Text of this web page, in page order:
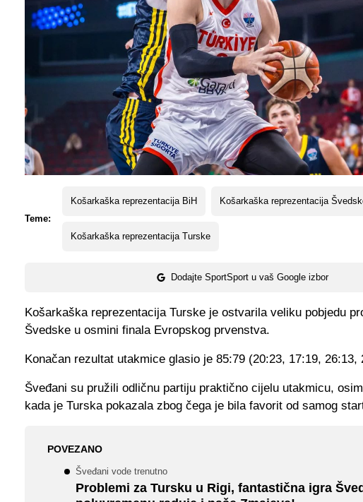
Teme:
Košarkaška reprezentacija BiH Košarkaška reprezentacija
Košarkaška reprezentacija Turske
Dodajte SportSport u vaš Google izbor
Košarkaška reprezentacija Turske je ostvarila veliku pobjedu
Švedske u osmini finala Evropskog prvenstva.
Konačan rezultat utakmice glasio je 85:79 (20:23, 17:19, 26:13,
Šveđani su pružili odličnu partiju praktično cijelu utakmicu,
kada je Turska pokazala zbog čega je bila favorit od samog
POVEZANO
Šveđani vode trenutno
Problemi za Tursku u Rigi, fantastična igra